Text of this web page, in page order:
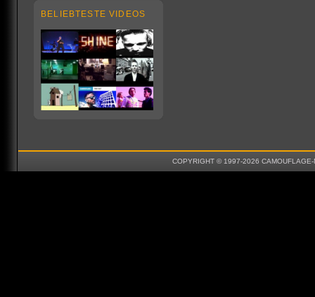
BELIEBTESTE VIDEOS
COPYRIGHT © 1997-2026 CAMOUFLAGE-